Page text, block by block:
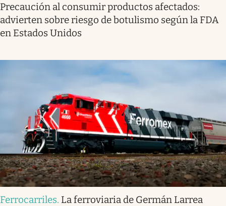
Precaución al consumir productos afectados:
advierten sobre riesgo de botulismo según la FDA
en Estados Unidos
Ferrocarriles. La ferroviaria de Germán Larrea